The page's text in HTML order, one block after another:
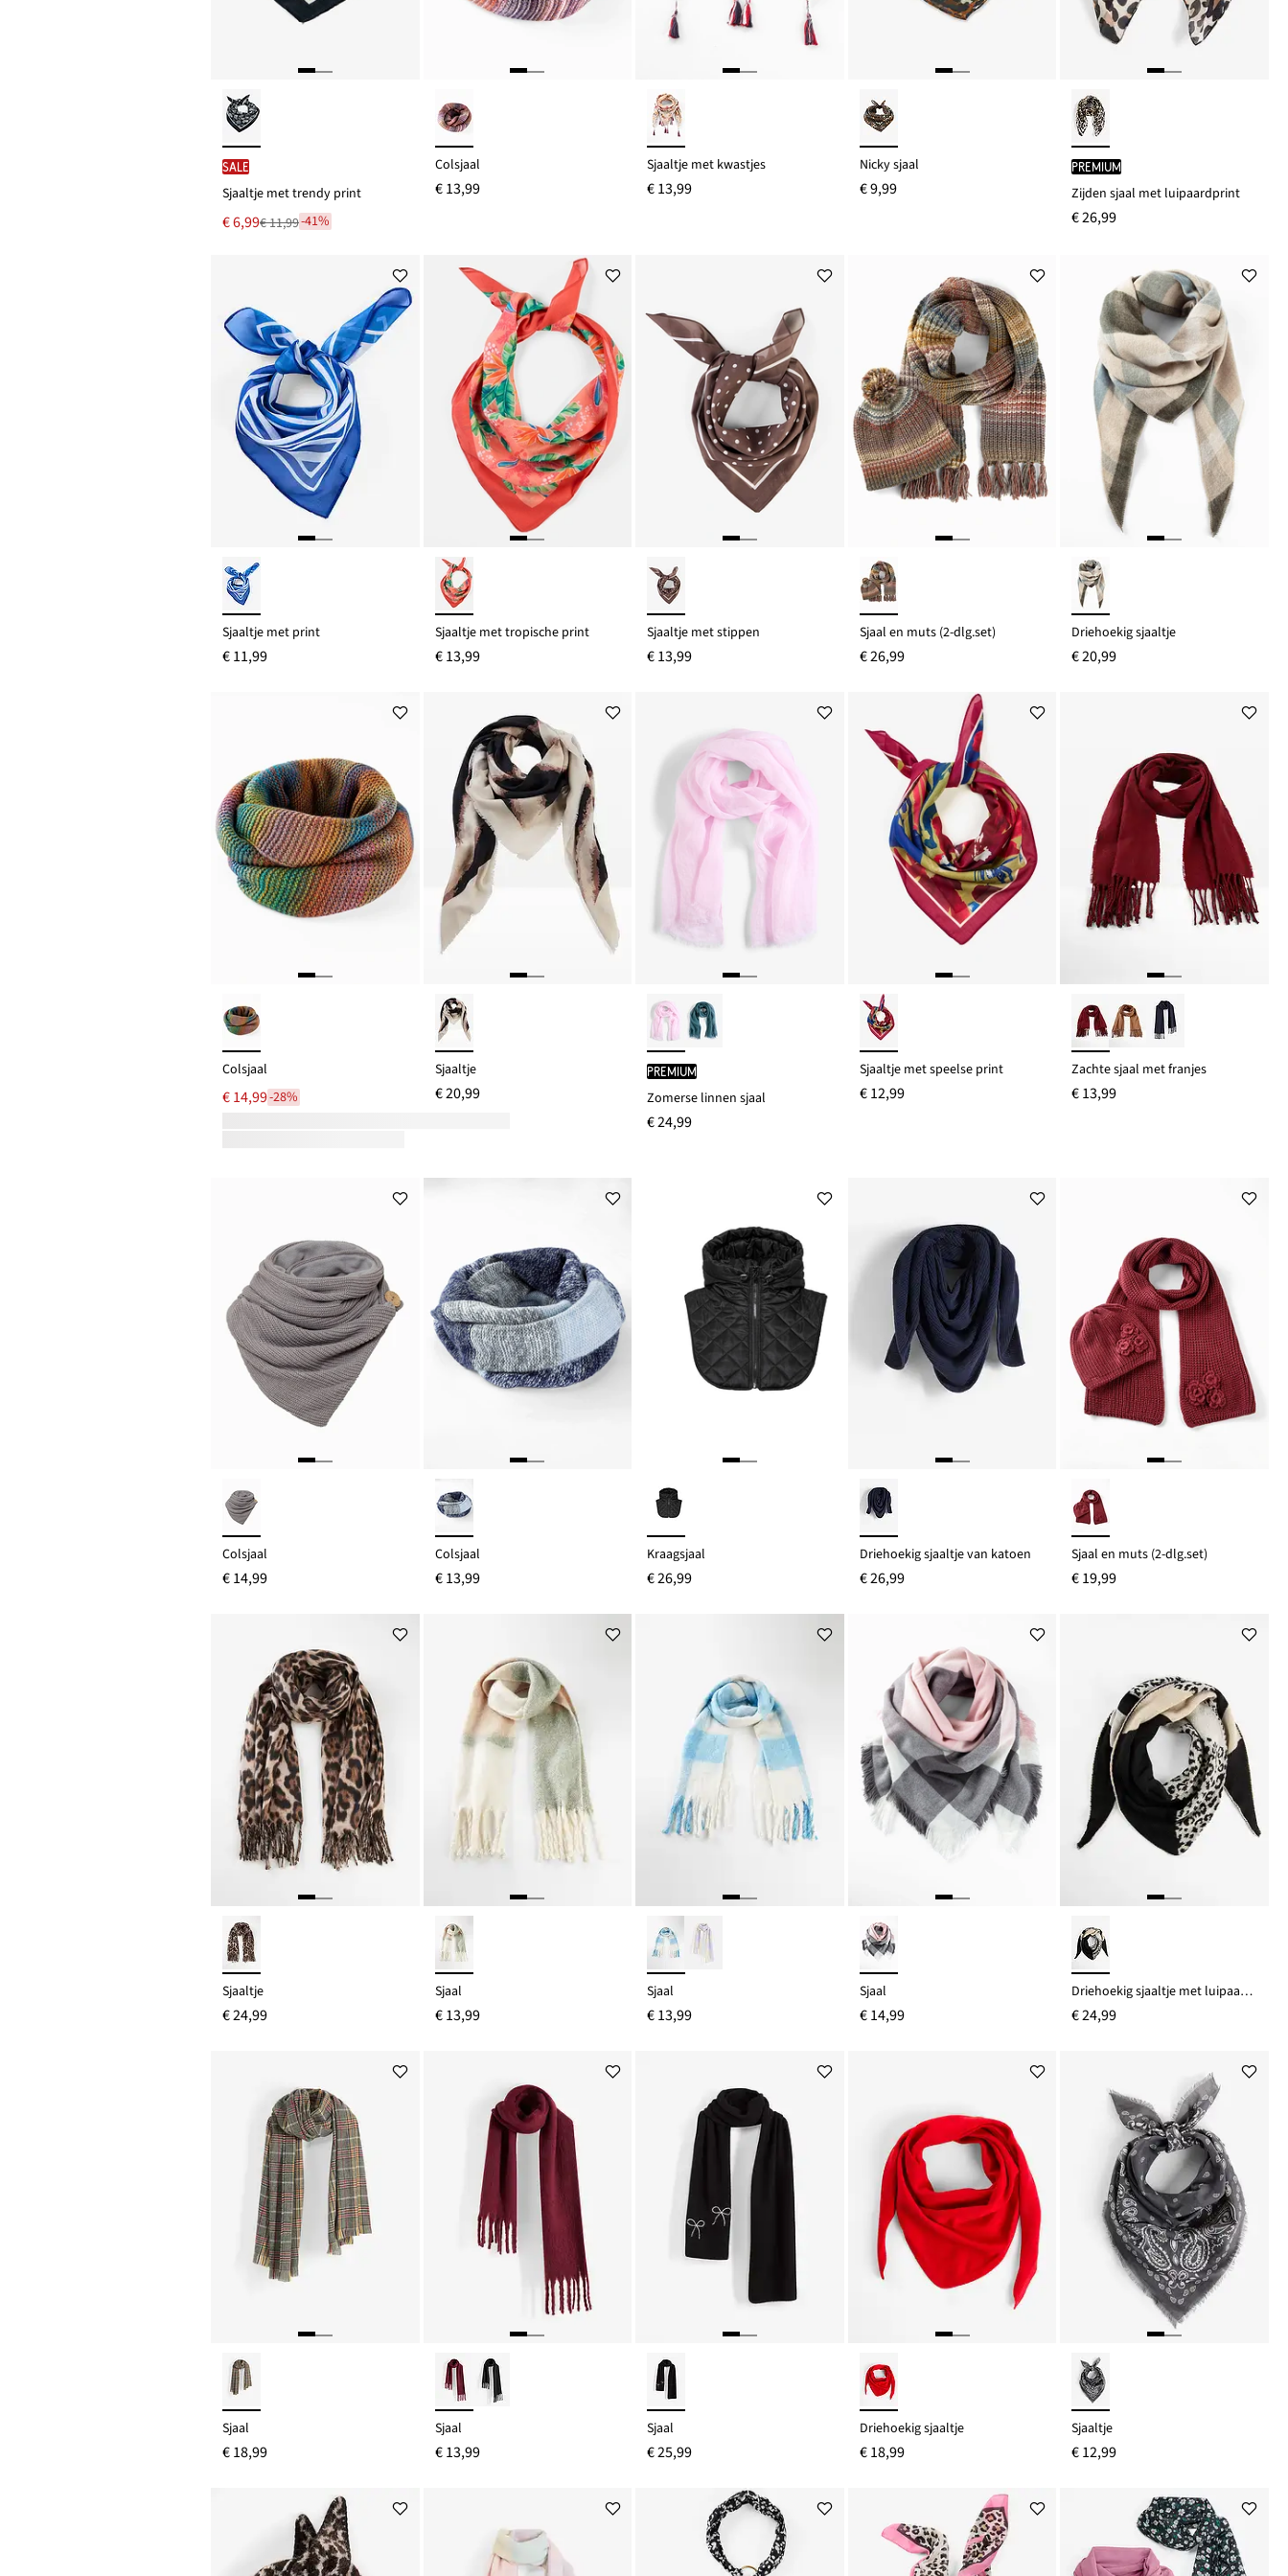
SALE
Sjaaltje met trendy print
Nu
voor
€ 6,99
Van € 11,99-41%
Colsjaal
€ 13,99
Sjaaltje met kwastjes
€ 13,99
Nicky sjaal
€ 9,99
PREMIUM
Zijden sjaal met luipaardprint
€ 26,99
Sjaaltje met print
€ 11,99
Sjaaltje met tropische print
€ 13,99
Sjaaltje met stippen
€ 13,99
Sjaal en muts (2-dlg.set)
€ 26,99
Driehoekig sjaaltje
€ 20,99
Colsjaal
€ 14,99-28%
Sjaaltje
€ 20,99
PREMIUM
Zomerse linnen sjaal
€ 24,99
Sjaaltje met speelse print
€ 12,99
Zachte sjaal met franjes
€ 13,99
Colsjaal
€ 14,99
Colsjaal
€ 13,99
Kraagsjaal
€ 26,99
Driehoekig sjaaltje van katoen
€ 26,99
Sjaal en muts (2-dlg.set)
€ 19,99
Sjaaltje
€ 24,99
Sjaal
€ 13,99
Sjaal
€ 13,99
Sjaal
€ 14,99
Driehoekig sjaaltje met luipaardprint
€ 24,99
Sjaal
€ 18,99
Sjaal
€ 13,99
Sjaal
€ 25,99
Driehoekig sjaaltje
€ 18,99
Sjaaltje
€ 12,99